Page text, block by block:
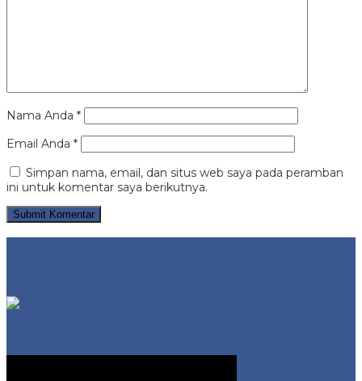
Nama Anda *
Email Anda *
Simpan nama, email, dan situs web saya pada peramban
ini untuk komentar saya berikutnya.